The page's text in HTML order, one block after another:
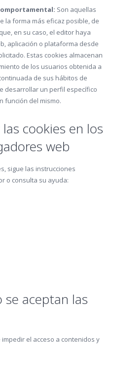
Son aquellas
la forma más eficaz posible, de
en su caso, el editor haya
aplicación o plataforma desde
Estas cookies almacenan
de los usuarios obtenida a
de sus hábitos de
desarrollar un perfil específico
función del mismo.
cookies en los
web
sigue las instrucciones
o consulta su ayuda:
se aceptan las
el acceso a contenidos y